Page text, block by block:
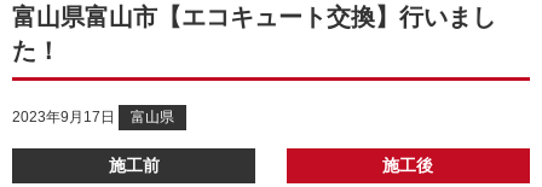
富山県富山市【エコキュート交換】行いまし
た！
2023年9月17日 富山県
施工前 施工後